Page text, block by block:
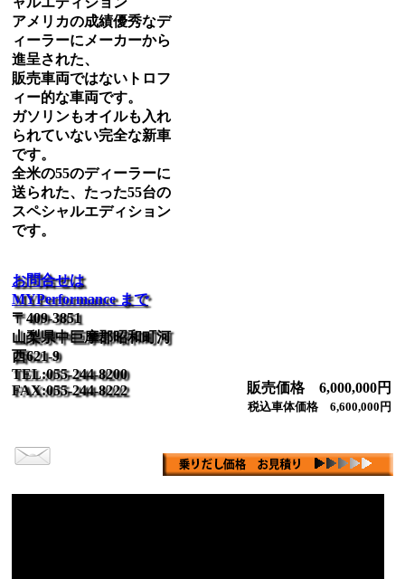
アメリカの成績優秀なデ
ィーラーにメーカーから
進呈された、
販売車両ではないトロフ
ィー的な車両です。
ガソリンもオイルも入れ
られていない完全な新車
です。
全米の55のディーラーに
送られた、たった55台の
スペシャルエディション
です。
お問合せは
MYPerformance まで
〒409-3851
山梨県中巨摩郡昭和町河
西621-9
TEL:055-244-8200
FAX:055-244-8222
販売価格 6,000,000円
税込車体価格 6,600,000円